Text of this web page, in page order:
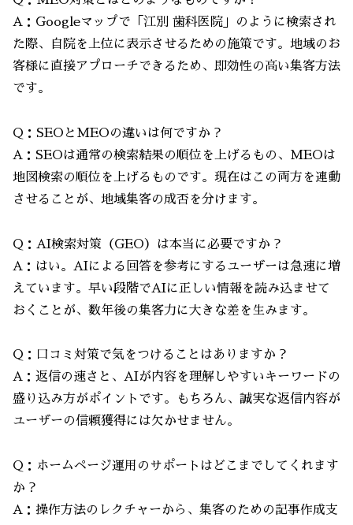
A：Googleマップで「江別 歯科医院」のように検索され
た際、自院を上位に表示させるための施策です。地域のお
客様に直接アプローチできるため、即効性の高い集客方法
です。
Q：SEOとMEOの違いは何ですか？
A：SEOは通常の検索結果の順位を上げるもの、MEOは
地図検索の順位を上げるものです。現在はこの両方を連動
させることが、地域集客の成否を分けます。
Q：AI検索対策（GEO）は本当に必要ですか？
A：はい。AIによる回答を参考にするユーザーは急速に増
えています。早い段階でAIに正しい情報を読み込ませて
おくことが、数年後の集客力に大きな差を生みます。
Q：口コミ対策で気をつけることはありますか？
A：返信の速さと、AIが内容を理解しやすいキーワードの
盛り込み方がポイントです。もちろん、誠実な返信内容が
ユーザーの信頼獲得には欠かせません。
Q：ホームページ運用のサポートはどこまでしてくれます
か？
A：操作方法のレクチャーから、集客のための記事作成支